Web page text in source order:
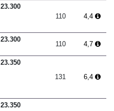
23.300
110
4,4
23.300
110 4,7
23.350
131
6,4
23.350